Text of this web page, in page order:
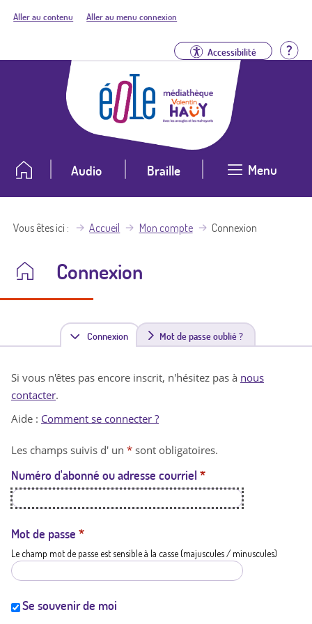
Aller au contenu Aller au menu connexion
Accessibilité
Audio Braille Menu
Vous êtes ici Accueil Mon compte Connexion
Connexion
Connexion(
n
t
a
t
i
Mot de passe oublié ?
Si vous n'êtes pas encore inscrit, n'hésitez pas à nous
contacter.
Aide : Comment se connecter ?
Les champs suivis d' un * sont obligatoires.
Numéro d'abonné ou adresse courriel *
Mot de passe *
Le champ mot de passe est sensible à la casse (majuscules / minuscules)
Se souvenir de moi